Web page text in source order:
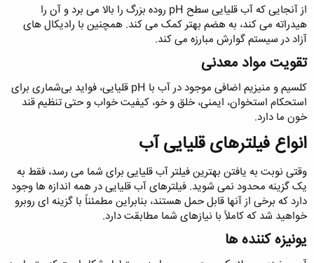
از آنجایی که آب قلیایی سطح pH روده بزرگ را بالا می برد و آن را
هیدراته می کند، به هضم بهتر کمک می کند. همچنین با رادیکال های
آزاد در سیستم گوارش مبارزه می کند.
تقویت مواد معدنی
کلسیم و منیزیم اضافی موجود در آب با pH قلیایی، فواید بی‌شماری برای
استحکام استخوان، ایمنی، خلق و خو، کیفیت خواب و حتی تنظیم قند
خون ما دارد.
انواع فیلترهای قلیایی آب
وقتی نوبت به یافتن بهترین فیلتر آب قلیایی برای شما می رسد، فقط به
یک گزینه محدود نمی شوید. فیلترهای آب قلیایی در همه اندازه ها وجود
دارد که برخی از آنها قابل حمل هستند، بنابراین مطمئناً با گزینه ای روبرو
خواهید شد که کاملاً با نیازهای شما مطابقت دارد.
یونیزه کننده ها